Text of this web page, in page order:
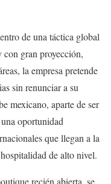
de una táctica global
con gran proyección,
la empresa pretende
sin renunciar a su
mexicano, aparte de ser
oportunidad
que llegan a la
de alto nivel.
recién abierta, se